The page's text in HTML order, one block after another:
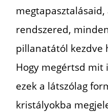
rendszered,
pillanatától kezdve
Hogy megértsd mit
ezek a látszólag
kristályokba